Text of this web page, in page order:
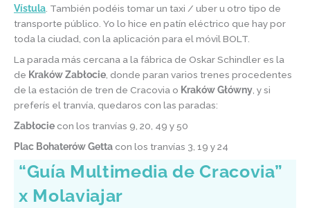
Vístula . También podéis tomar un taxi / uber u otro tipo de
transporte público. Yo lo hice en patín eléctrico que hay por
toda la ciudad, con la aplicación para el móvil BOLT.
La parada más cercana a la fábrica de Oskar Schindler es la
de Kraków Zabłocie , donde paran varios trenes procedentes
de la estación de tren de Cracovia o KrakówGłówny , y si
preferís el tranvía, quedaros con las paradas:
Zabłocie con los tranvías 9, 20, 49 y 50
Plac Bohaterów Getta con los tranvías 3, 19 y 24
“Guía Multimedia deCracovia”
x Molaviajar